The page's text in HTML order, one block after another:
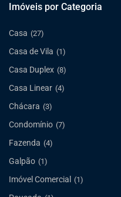
Imóveis por Categoria
Casa (27)
Casa de Vila (1)
Casa Duplex (8)
Casa Linear (4)
Chácara (3)
Condomínio (7)
Fazenda (4)
Galpão (1)
Imóvel Comercial (1)